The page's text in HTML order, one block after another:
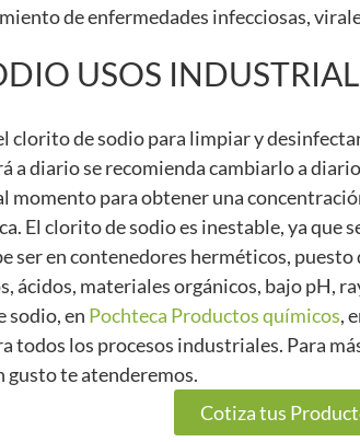
de enfermedades infecciosas,
USOS
de sodio para limpiar y
a diario se recomienda cambiarlo a
momento para obtener una
El clorito de sodio es inestable, ya que
ser en contenedores herméticos, puesto
ácidos, materiales orgánicos, bajo pH,
sodio, en Pochteca Productos químicos,
todos los procesos industriales. Para
te atenderemos.
Cotiza tus